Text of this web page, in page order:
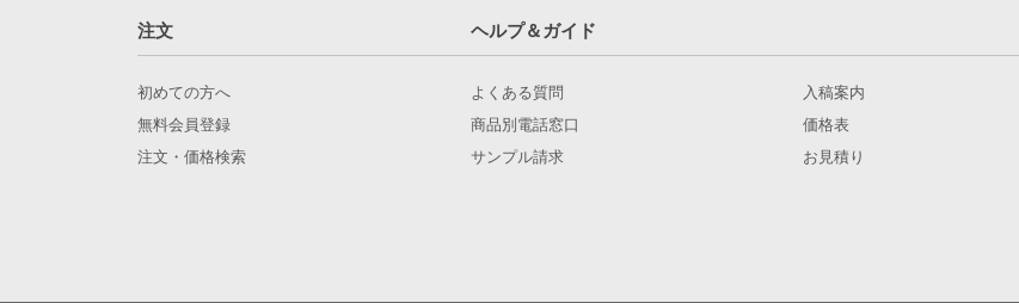
注文 ヘルプ＆ガイド
初めての方へ
無料会員登録
注文・価格検索
よくある質問
商品別電話窓口
サンプル請求
入稿案内
価格表
お見積り